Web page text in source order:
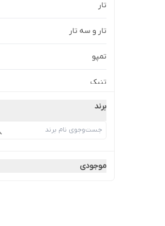
تار
تار و سه تار
تمپو
تنبک
تنبک و تمپو
تنبور
برند
موجودی